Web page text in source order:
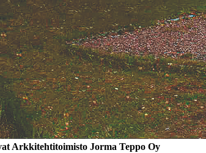
Arkkitehtitoimisto Jorma Teppo Oy